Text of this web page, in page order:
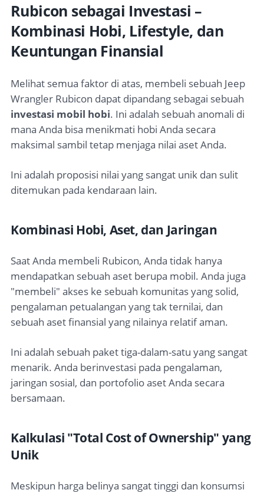
Rubicon sebagai Investasi –
Kombinasi Hobi, Lifestyle, dan
Keuntungan Finansial
Melihat semua faktor di atas, membeli sebuah Jeep
Wrangler Rubicon dapat dipandang sebagai sebuah
investasi mobil hobi. Ini adalah sebuah anomali di
mana Anda bisa menikmati hobi Anda secara
maksimal sambil tetap menjaga nilai aset Anda.
Ini adalah proposisi nilai yang sangat unik dan sulit
ditemukan pada kendaraan lain.
Kombinasi Hobi, Aset, dan Jaringan
Saat Anda membeli Rubicon, Anda tidak hanya
mendapatkan sebuah aset berupa mobil. Anda juga
"membeli" akses ke sebuah komunitas yang solid,
pengalaman petualangan yang tak ternilai, dan
sebuah aset finansial yang nilainya relatif aman.
Ini adalah sebuah paket tiga-dalam-satu yang sangat
menarik. Anda berinvestasi pada pengalaman,
jaringan sosial, dan portofolio aset Anda secara
bersamaan.
Kalkulasi "Total Cost of Ownership" yang
Unik
Meskipun harga belinya sangat tinggi dan konsumsi